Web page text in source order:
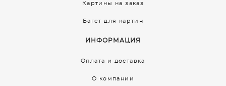
Картины на заказ
Багет для картин
ИНФОРМАЦИЯ
Оплата и доставка
О компании